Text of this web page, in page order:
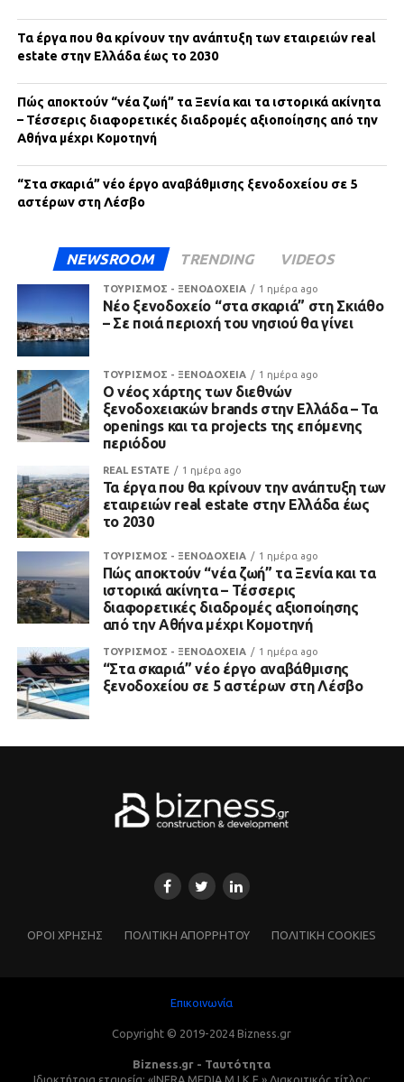
Τα έργα που θα κρίνουν την ανάπτυξη των εταιρειών real
estate στην Ελλάδα έως το 2030
Πώς αποκτούν “νέα ζωή” τα Ξενία και τα ιστορικά ακίνητα
– Τέσσερις διαφορετικές διαδρομές αξιοποίησης από την
Αθήνα μέχρι Κομοτηνή
“Στα σκαριά” νέο έργο αναβάθμισης ξενοδοχείου σε 5
αστέρων στη Λέσβο
NEWSROOM TRENDING VIDEOS
ΤΟΥΡΙΣΜΟΣ - ΞΕΝΟΔΟΧΕΙΑ 1 ημέρα ago
Νέο ξενοδοχείο “στα σκαριά” στη Σκιάθο
– Σε ποιά περιοχή του νησιού θα γίνει
ΤΟΥΡΙΣΜΟΣ - ΞΕΝΟΔΟΧΕΙΑ 1 ημέρα ago
Ο νέος χάρτης των διεθνών
ξενοδοχειακών brands στην Ελλάδα – Τα
openings και τα projects της επόμενης
περιόδου
REAL ESTATE 1 ημέρα ago
Τα έργα που θα κρίνουν την ανάπτυξη των
εταιρειών real estate στην Ελλάδα έως
το 2030
ΤΟΥΡΙΣΜΟΣ - ΞΕΝΟΔΟΧΕΙΑ 1 ημέρα ago
Πώς αποκτούν “νέα ζωή” τα Ξενία και τα
ιστορικά ακίνητα – Τέσσερις
διαφορετικές διαδρομές αξιοποίησης
από την Αθήνα μέχρι Κομοτηνή
ΤΟΥΡΙΣΜΟΣ - ΞΕΝΟΔΟΧΕΙΑ 1 ημέρα ago
“Στα σκαριά” νέο έργο αναβάθμισης
ξενοδοχείου σε 5 αστέρων στη Λέσβο
ΌΡΟΙ ΧΡΗΣΗΣ ΠΟΛΙΤΙΚΗ ΑΠΟΡΡΗΤΟΥ ΠΟΛΙΤΙΚΗ COOKIES
Επικοινωνία
Copyright © 2019-2024 Bizness.gr
Bizness.gr - Ταυτότητα
Ιδιοκτήτρια εταιρεία: «INFRA MEDIA M.I.K.E.» Διακριτικός τίτλος: